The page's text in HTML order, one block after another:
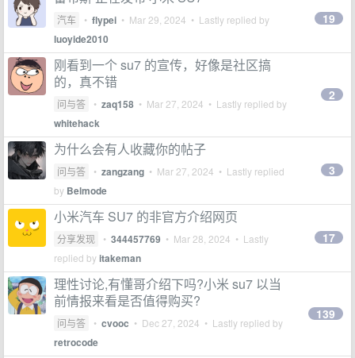
汽车 • flypei • Mar 29, 2024 • Lastly replied by
luoyide2010
19
刚看到一个 su7 的宣传，好像是社区搞
的，真不错
问与答 • zaq158 • Mar 27, 2024 • Lastly replied by
whitehack
2
为什么会有人收藏你的帖子
问与答 • zangzang • Mar 27, 2024 • Lastly replied
by Belmode
3
小米汽车 SU7 的非官方介绍网页
分享发现 • 344457769 • Mar 28, 2024 • Lastly
replied byitakeman
17
理性讨论,有懂哥介绍下吗?小米 su7 以当
前情报来看是否值得购买?
问与答 • cvooc • Dec 27, 2024 • Lastly replied by
retrocode
139